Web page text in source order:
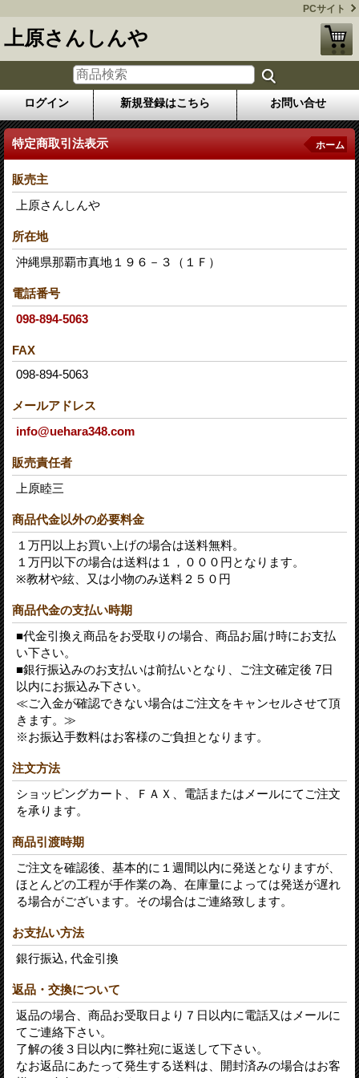
PCサイト
上原さんしんや
ログイン 新規登録はこちら お問い合せ
特定商取引法表示 ホーム
販売主
上原さんしんや
所在地
沖縄県那覇市真地１９６－３（１Ｆ）
電話番号
098-894-5063
FAX
098-894-5063
メールアドレス
info@uehara348.com
販売責任者
上原睦三
商品代金以外の必要料金
１万円以上お買い上げの場合は送料無料。
１万円以下の場合は送料は１，０００円となります。
※教材や絃、又は小物のみ送料２５０円
商品代金の支払い時期
■代金引換え商品をお受取りの場合、商品お届け時にお支払
い下さい。
■銀行振込みのお支払いは前払いとなり、ご注文確定後 7日
以内にお振込み下さい。
≪ご入金が確認できない場合はご注文をキャンセルさせて頂
きます。≫
※お振込手数料はお客様のご負担となります。
注文方法
ショッピングカート、ＦＡＸ、電話またはメールにてご注文
を承ります。
商品引渡時期
ご注文を確認後、基本的に１週間以内に発送となりますが、
ほとんどの工程が手作業の為、在庫量によっては発送が遅れ
る場合がございます。その場合はご連絡致します。
お支払い方法
銀行振込, 代金引換
返品・交換について
返品の場合、商品お受取日より７日以内に電話又はメールに
てご連絡下さい。
了解の後３日以内に弊社宛に返送して下さい。
なお返品にあたって発生する送料は、開封済みの場合はお客